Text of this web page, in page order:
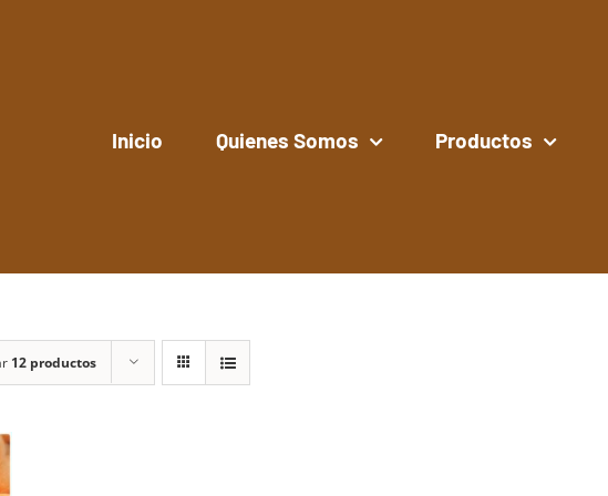
Inicio Quienes Somos Productos
12 productos